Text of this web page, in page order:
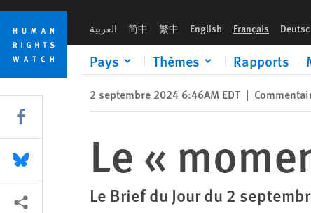
Skip
cookie
privacy
notice
Skip
main
content
العربية 简中 繁中 English Français
Pays Thèmes Rapports
2 septembre 2024 6:46AM EDT |
Le «
Le Brief du Jour du 2
Share this via Facebook
Share this via Bluesky
Share this via Partagez